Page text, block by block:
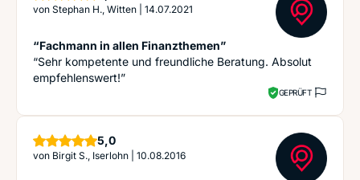
von Stephan H., Witten 14.07.2021
“Fachmann in allen Finanzthemen”
“Sehr kompetente und freundliche Beratung. Absolut
empfehlenswert!”
GEPRÜFT
5,0Sterne
von Birgit S., Iserlohn 10.08.2016